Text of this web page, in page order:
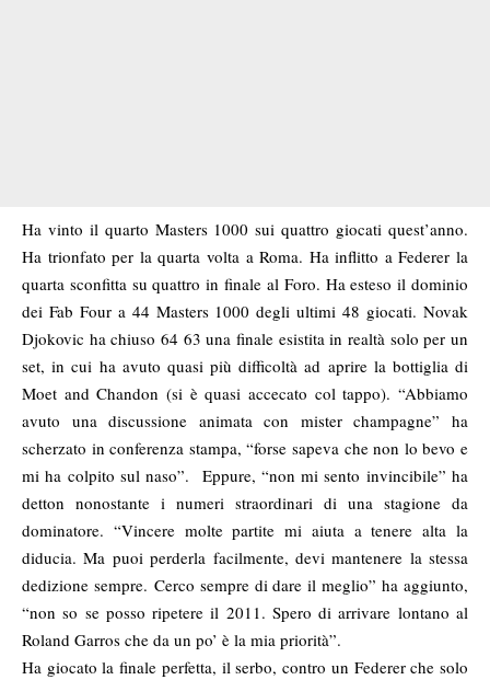
Ha vinto il quarto Masters 1000 sui quattro giocati quest’anno.
Ha trionfato per la quarta volta a Roma. Ha inflitto a Federer la
quarta sconfitta su quattro in finale al Foro. Ha esteso il dominio
dei Fab Four a 44 Masters 1000 degli ultimi 48 giocati. Novak
Djokovic ha chiuso 64 63 una finale esistita in realtà solo per un
set, in cui ha avuto quasi più difficoltà ad aprire la bottiglia di
Moet and Chandon (si è quasi accecato col tappo). “Abbiamo
avuto una discussione animata con mister champagne” ha
scherzato in conferenza stampa, “forse sapeva che non lo bevo e
mi ha colpito sul naso”. Eppure, “non mi sento invincibile” ha
detton nonostante i numeri straordinari di una stagione da
dominatore. “Vincere molte partite mi aiuta a tenere alta la
diducia. Ma puoi perderla facilmente, devi mantenere la stessa
dedizione sempre. Cerco sempre di dare il meglio” ha aggiunto,
“non so se posso ripetere il 2011. Spero di arrivare lontano al
Roland Garros che da un po’ è la mia priorità”.
Ha giocato la finale perfetta, il serbo, contro un Federer che solo